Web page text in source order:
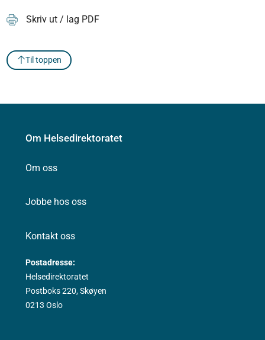
Skriv ut / lag PDF
Til toppen
Om Helsedirektoratet
Om oss
Jobbe hos oss
Kontakt oss
Postadresse:
Helsedirektoratet
Postboks 220, Skøyen
0213 Oslo